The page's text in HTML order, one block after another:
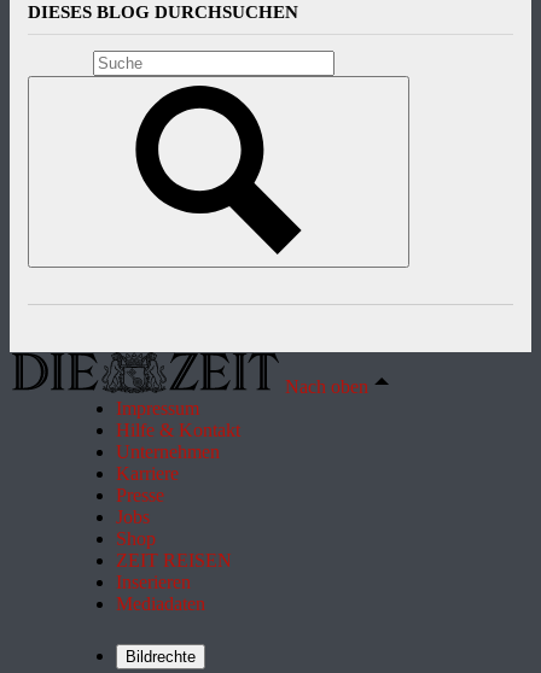
DIESES BLOG DURCHSUCHEN
Nach oben
Impressum
Hilfe & Kontakt
Unternehmen
Karriere
Presse
Jobs
Shop
ZEIT REISEN
Inserieren
Mediadaten
Bildrechte